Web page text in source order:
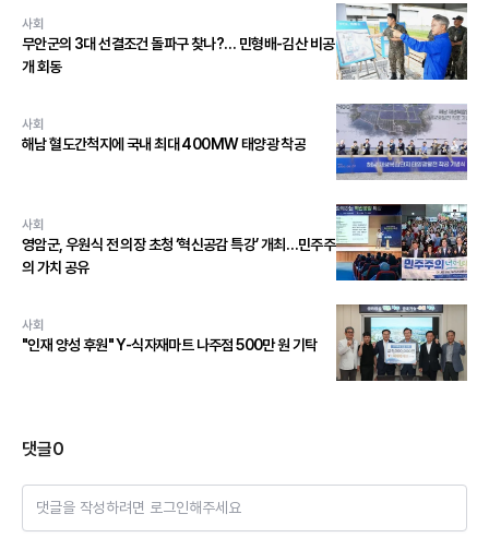
사회
무안군의 3대 선결조건 돌파구 찾나?… 민형배-김산 비공
개 회동
사회
해남 혈도간척지에 국내 최대 400MW 태양광 착공
사회
영암군, 우원식 전 의장 초청 ‘혁신공감 특강’ 개최…민주주
의 가치 공유
사회
"인재 양성 후원" Y-식자재마트 나주점 500만 원 기탁
댓글0
댓글을 작성하려면 로그인해주세요